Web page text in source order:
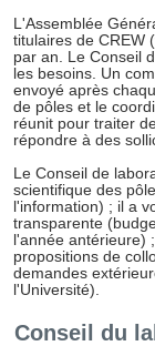
L'Assemblée
titulaires de CREW
par an. Le Conseil
les besoins. Un
envoyé après
de pôles et le
réunit pour traiter
répondre à des
Le Conseil de
scientifique des
l'information) ; il a
transparente
l'année antérieure)
propositions de
demandes
l'Université).
Conseil du